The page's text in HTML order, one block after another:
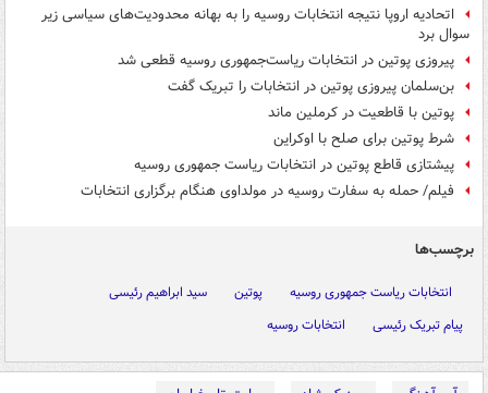
اتحادیه اروپا نتیجه انتخابات روسیه را به بهانه محدودیت‌های سیاسی زیر
سوال برد
پیروزی پوتین در انتخابات ریاست‌جمهوری روسیه قطعی شد
بن‌سلمان پیروزی پوتین در انتخابات را تبریک گفت
پوتین با قاطعیت در کرملین ماند
شرط پوتین برای صلح با اوکراین
پیشتازی قاطع پوتین در انتخابات ریاست جمهوری روسیه
فیلم/ حمله به سفارت روسیه در مولداوی هنگام برگزاری انتخابات
برچسب‌ها
انتخابات ریاست جمهوری روسیه پوتین
سید ابراهیم رئیسی
پیام تبریک رئیسی
انتخابات روسیه